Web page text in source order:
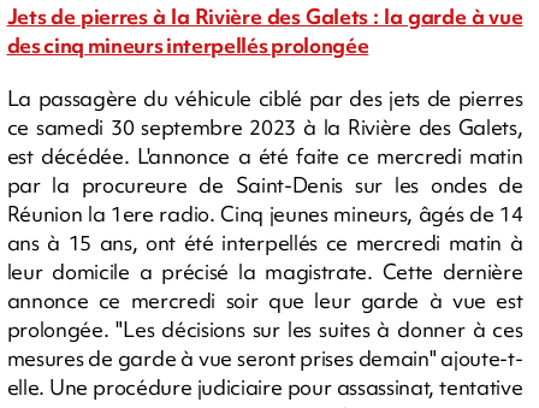
Jets de pierres à la Rivière des Galets : la garde à vue
des cinq mineurs interpellés prolongée
La passagère du véhicule ciblé par des jets de pierres
ce samedi 30 septembre 2023 à la Rivière des Galets,
est décédée. L'annonce a été faite ce mercredi matin
par la procureure de Saint-Denis sur les ondes de
Réunion la 1ere radio. Cinq jeunes mineurs, âgés de 14
ans à 15 ans, ont été interpellés ce mercredi matin à
leur domicile a précisé la magistrate. Cette dernière
annonce ce mercredi soir que leur garde à vue est
prolongée. "Les décisions sur les suites à donner à ces
mesures de garde à vue seront prises demain" ajoute-t-
elle. Une procédure judiciaire pour assassinat, tentative